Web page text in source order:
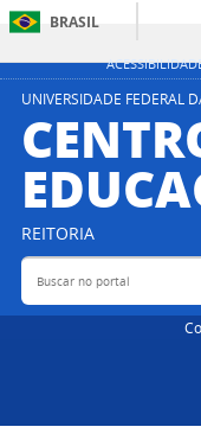
BRASIL
UNIVERSIDADE FEDERAL
REITORIA
Buscar no portal